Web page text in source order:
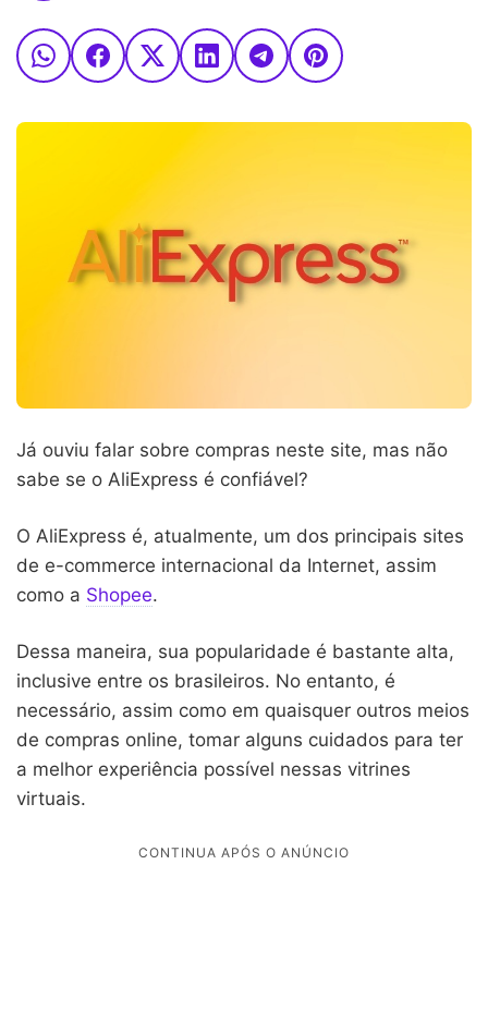
Já ouviu falar sobre compras neste site, mas não
sabe se o AliExpress é confiável?
O AliExpress é, atualmente, um dos principais sites
de e-commerce internacional da Internet, assim
como a Shopee.
Dessa maneira, sua popularidade é bastante alta,
inclusive entre os brasileiros. No entanto, é
necessário, assim como em quaisquer outros meios
de compras online, tomar alguns cuidados para ter
a melhor experiência possível nessas vitrines
virtuais.